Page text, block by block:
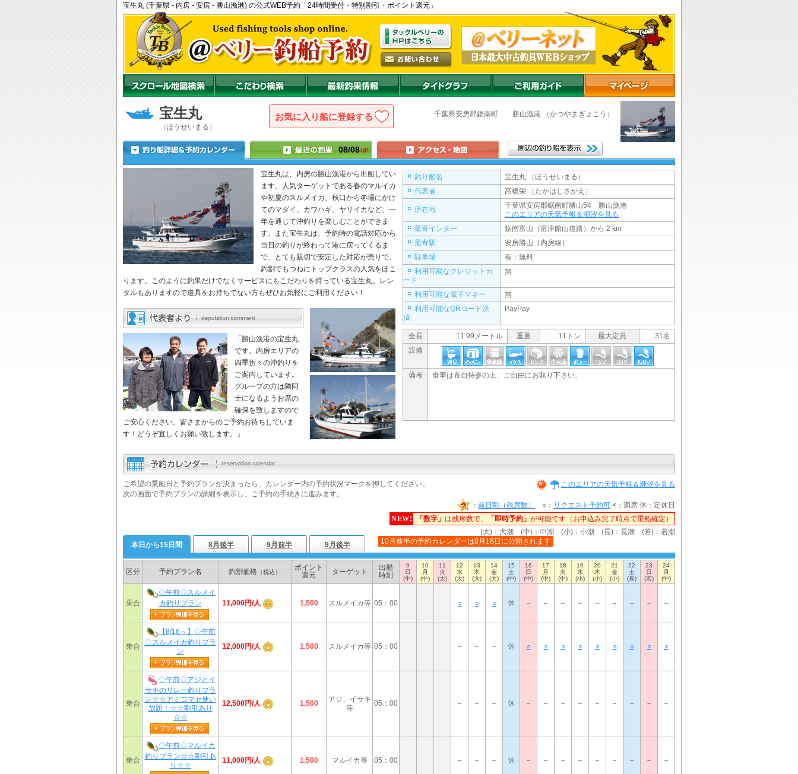
宝生丸 (千葉県 - 内房 - 安房 - 勝山漁港) の公式WEB予約「24時間受付・特別割引・ポイント還元」
宝生丸
（ほうせいまる）
お気に入り船に登録 千葉県安房郡鋸南町 勝山漁港 （かつやまぎょこう）
08/08UP
宝生丸は、内房の勝山漁港から出船してい
ます。人気ターゲットである春のマルイカ
や初夏のスルメイカ、秋口から冬場にかけ
てのマダイ、カワハギ、ヤリイカなど、一
年を通じて沖釣りを楽しむことができま
す。また宝生丸は、予約時の電話対応から
当日の釣りが終わって港に戻ってくるま
で、とても親切で安定した対応が売りで、
釣割でもつねにトップクラスの人気をほこ
ります。このように釣果だけでなくサービスにもこだわりを持っている宝生丸。レン
タルもありますので道具をお持ちでない方もぜひお気軽にご利用ください！
釣り船名
宝生丸 （ほうせいまる）
代表者
高橋栄 （たかはしさかえ）
所在地
千葉県安房郡鋸南町勝山54 勝山漁港
このエリアの天気予報＆潮汐を見る
最寄インター
鋸南富山（富津館山道路）から 2 km
最寄駅
安房勝山（内房線）
駐車場
有：無料
利用可能なクレジットカ
ード
無
利用可能な電子マネー
無
利用可能なQRコード決
済
PayPay
全長 11.99メートル 重量 11トン 最大定員
31名
設備
備考 食事は各自持参の上、ご自由にお取り下さい。
「勝山漁港の宝生丸
です。内房エリアの
四季折々の沖釣りを
ご案内しています。
グループの方は隣同
士になるようお席の
確保を致しますので
ご安心ください。皆さまからのご予約お待ちしていま
す！どうぞ宜しくお願い致します。」
ご希望の乗船日と予約プランが決まったら、カレンダー内の予約状況マークを押してください。
次の画面で予約プランの詳細を表示し、ご予約の手続きに進みます。
このエリアの天気予報＆潮汐を見る
： 前日割（残席数） ○： リクエスト予約可 ×：満席 休：定休日
NEW!
「数字」 は残席数で、 「即時予約」 が可能です（お申込み完了時点で乗船確定）
(大)：大潮 (中)：中潮 (小)：小潮 (長)：長潮 (若)：若潮
本日から15日間
8月後半 9月前半 9月後半 10月前半の予約カレンダーは8月16日に公開されます
区分 予約プラン名 釣割価格 （税込）
ポイント
還元
ターゲット
出船
時刻
9
日
(中)
10
月
(中)
11
火
(大)
12
水
(大)
13
木
(大)
14
金
(大)
15
土
(中)
16
日
(中)
17
月
(中)
18
火
(中)
19
水
(小)
20
木
(小)
21
金
(小)
22
土
(長)
23
日
(若)
24
月
(中)
乗合
◇午前◇スルメイ
カ釣りプラン
11,000円/人 1,500 スルメイカ等 05：00 ○ ○ ○ 休 － － － － － － － － －
乗合
【8/16～】◇午前
◇スルメイカ釣りプラ
ン
12,000円/人 1,500 スルメイカ等 05：00 － － － 休 ○ ○ ○ ○ ○ ○ ○ ○ ○
乗合
◇午前◇アジとイ
サキのリレー釣りプラ
ン☆☆アミコマセ使い
放題！☆☆割引あり
☆☆
12,500円/人 1,500
アジ、イサキ
等
05：00 － － － 休 － － － － － － － － －
乗合
◇午前◇マルイカ
釣りプラン☆☆割引あ
り☆☆
11,000円/人 1,500 マルイカ等 05：00 － － － 休 － － － － － － － － －